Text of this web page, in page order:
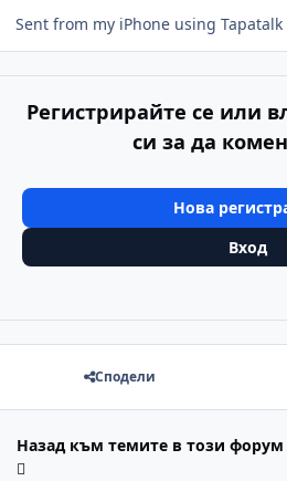
Sent from my iPhone using Tapatalk
Регистрирайте се или
си за да
Нова
Вход
Сподели
Назад към темите в този форум